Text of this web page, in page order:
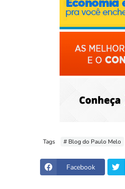
Tags # Blog do Paulo Melo
Facebook